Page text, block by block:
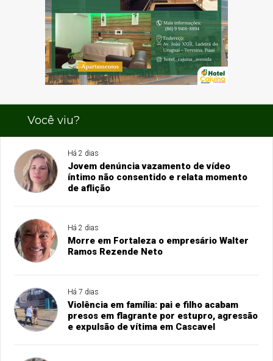
Você viu?
Há 2 dias
Jovem denúncia vazamento de vídeo
íntimo não consentido e relata momento
de aflição
Há 2 dias
Morre em Fortaleza o empresário Walter
Ramos Rezende Neto
Há 7 dias
Violência em família: pai e filho acabam
presos em flagrante por estupro, agressão
e expulsão de vítima em Cascavel